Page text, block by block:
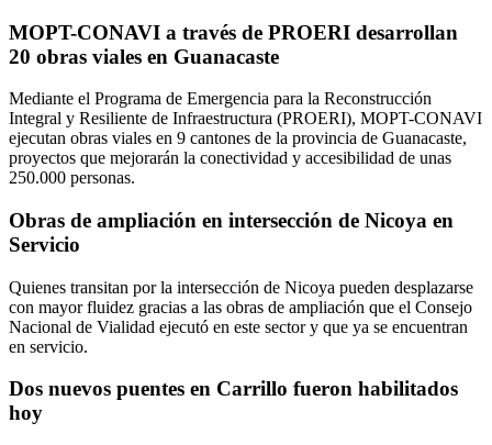
MOPT-CONAVI a través de PROERI desarrollan
20 obras viales en Guanacaste
Mediante el Programa de Emergencia para la Reconstrucción
Integral y Resiliente de Infraestructura (PROERI), MOPT-CONAVI
ejecutan obras viales en 9 cantones de la provincia de Guanacaste,
proyectos que mejorarán la conectividad y accesibilidad de unas
250.000 personas.
Obras de ampliación en intersección de Nicoya en
Servicio
Quienes transitan por la intersección de Nicoya pueden desplazarse
con mayor fluidez gracias a las obras de ampliación que el Consejo
Nacional de Vialidad ejecutó en este sector y que ya se encuentran
en servicio.
Dos nuevos puentes en Carrillo fueron habilitados
hoy